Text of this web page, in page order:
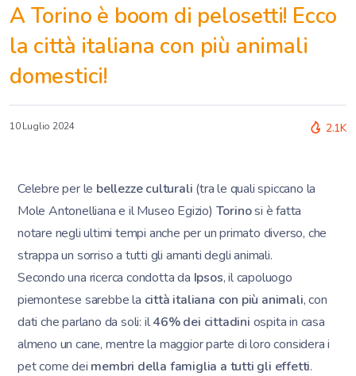
A Torino è boom di pelosetti! Ecco
la città italiana con più animali
domestici!
10 Luglio 2024 2.1K
Celebre per le bellezze culturali (tra le quali spiccano la
Mole Antonelliana e il Museo Egizio) Torinosi è fatta
notare negli ultimi tempi anche per un primato diverso, che
strappa un sorriso a tutti gli amanti degli animali.
Secondo una ricerca condotta da Ipsos, il capoluogo
piemontese sarebbe la città italiana con più animali, con
dati che parlano da soli: il46% dei cittadini ospita in casa
almeno un cane, mentre la maggior parte di loro considera i
pet come dei membri della famiglia a tutti gli effetti.